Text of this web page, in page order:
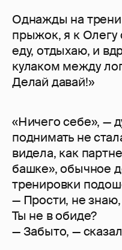
Однажды на
прыжок, я к Олегу
еду, отдыхаю, и
кулаком между
Делай давай!»
«Ничего себе», —
поднимать не
видела, как
башке», обычное
тренировки
— Прости, не
Ты не в обиде?
— Забыто, —